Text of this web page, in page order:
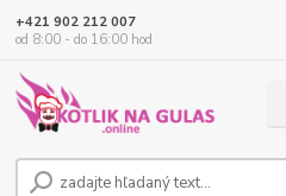
+421 902 212 007
od 8:00 - do 16:00 hod